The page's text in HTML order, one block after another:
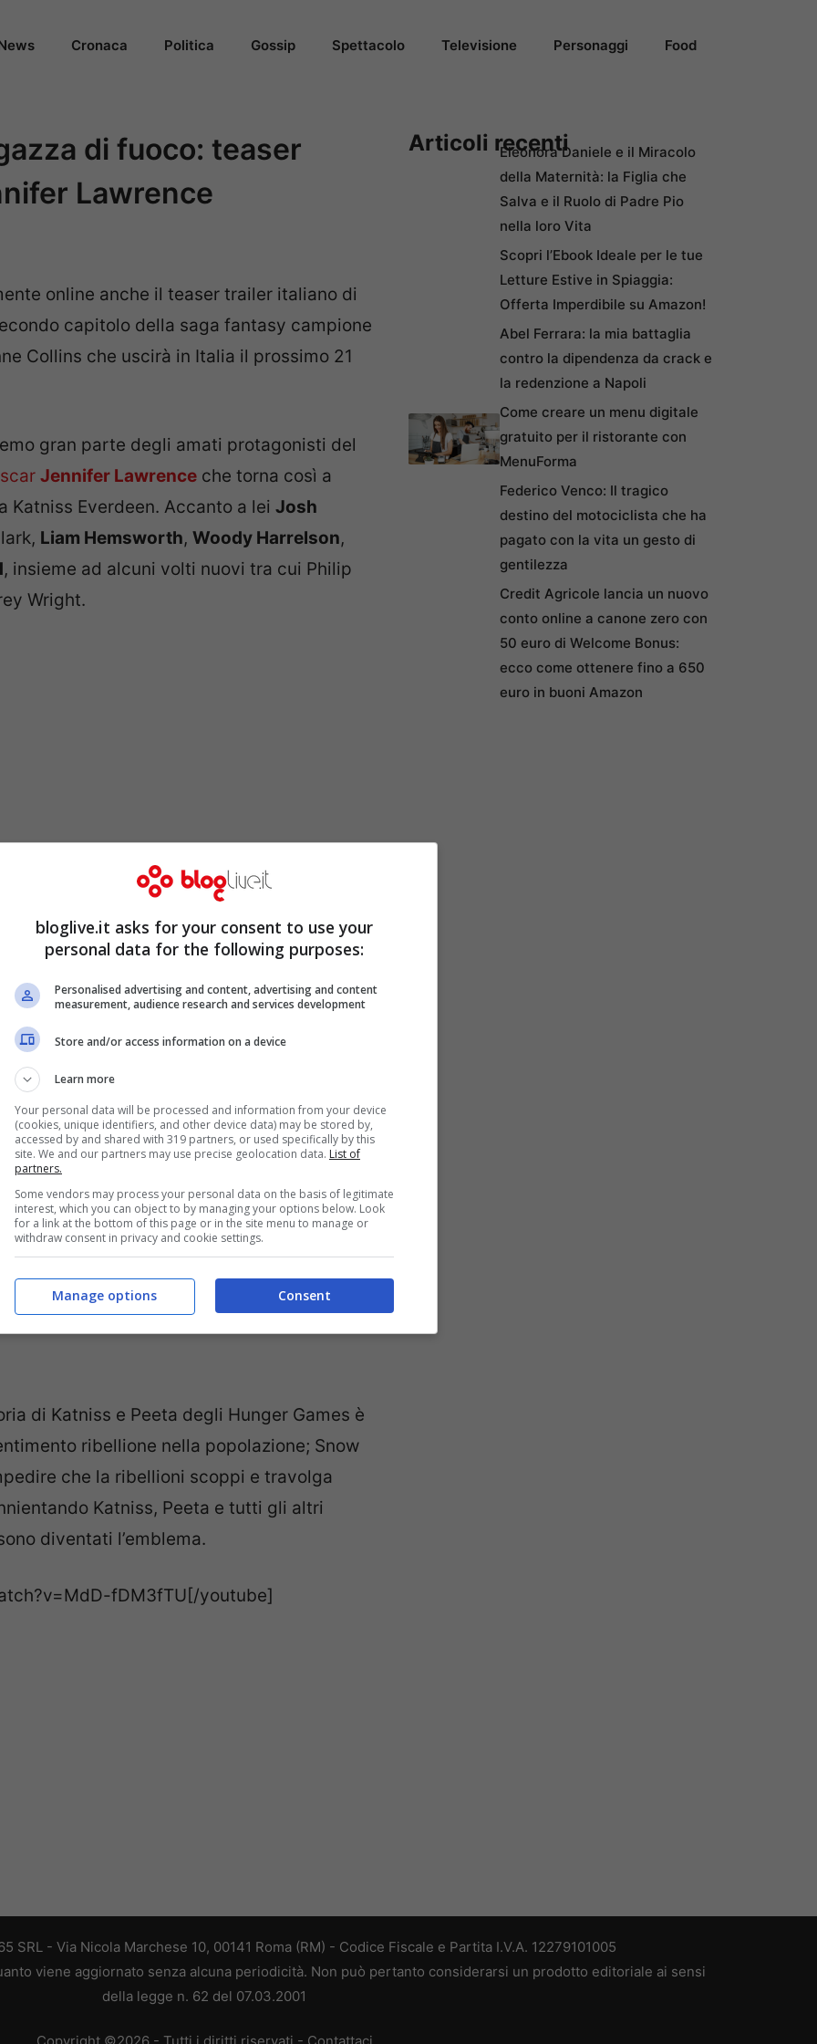
Cronaca Politica Gossip Spettacolo Televisione Personaggi Food
di fuoco: teaser
Lawrence
online anche il teaser trailer italiano di
capitolo della saga fantasy campione
Collins che uscirà in Italia il prossimo 21
gran parte degli amati protagonisti del
Jennifer Lawrence che torna così a
Everdeen. Accanto a lei Josh
Liam Hemsworth, Woody Harrelson,
, insieme ad alcuni volti nuovi tra cui Philip
Wright.
Hunger Games, nuove insidie attendono
governo della capitale, i due amici
Tour”, girando in lungo e in largo i
la strada, i due ragazzi si rendono
ondata di ribellione che il presidente Snow
preparando la 75ª edizione dei giochi
cambiare per sempre le sorti della
di Katniss e Peeta degli Hunger Games è
ribellione nella popolazione; Snow
che la ribellioni scoppi e travolga
Katniss, Peeta e tutti gli altri
diventati l’emblema.
fDM3fTU[/youtube]
Articoli recentiEleonora Daniele e il Miracolo
della Maternità: la Figlia che
Salva e il Ruolo di Padre Pio
nella loro Vita
Scopri l’Ebook Ideale per le tue
Letture Estive in Spiaggia:
Offerta Imperdibile su Amazon!
Abel Ferrara: la mia battaglia
contro la dipendenza da crack e
la redenzione a Napoli
Come creare un menu digitale
gratuito per il ristorante con
MenuForma
Federico Venco: Il tragico
destino del motociclista che ha
pagato con la vita un gesto di
gentilezza
Credit Agricole lancia un nuovo
conto online a canone zero con
50 euro di Welcome Bonus:
ecco come ottenere fino a 650
euro in buoni Amazon
SRL - Via Nicola Marchese 10, 00141 Roma (RM) - Codice Fiscale e Partita I.V.A. 12279101005
viene aggiornato senza alcuna periodicità. Non può pertanto considerarsi un prodotto editoriale ai sensi
della legge n. 62 del 07.03.2001
bloglive.it asks for your consent to use your
personal data for the following purposes:
Personalised advertising and content, advertising and content
measurement, audience research and services development
Store and/or access information on a device
Learn more
Your personal data will be processed and information from your device
(cookies, unique identifiers, and other device data) may be stored by,
accessed by and shared with 319 partners, or used specifically by this
site. We and our partners may use precise geolocation data. List of
partners.
Some vendors may process your personal data on the basis of legitimate
interest, which you can object to by managing your options below. Look
for a link at the bottom of this page or in the site menu to manage or
withdraw consent in privacy and cookie settings.
Consent
Manage options